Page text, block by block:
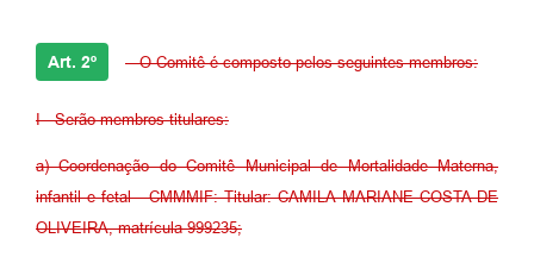
Art. 2º - O Comitê é composto pelos seguintes membros:
I - Serão membros titulares:
a) Coordenação do Comitê Municipal de Mortalidade Materna,
infantil e fetal - CMMMIF: Titular: CAMILA MARIANE COSTA DE
OLIVEIRA, matrícula 999235;